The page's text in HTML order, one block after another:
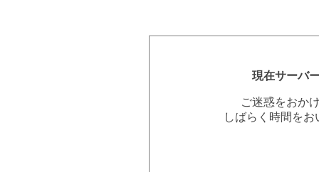
現在サーバ
ご迷惑をおか
しばらく時間を